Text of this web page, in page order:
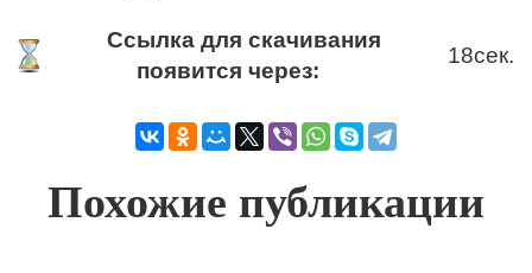
Ссылка для скачивания
появится через:
17сек.
Похожие публикации